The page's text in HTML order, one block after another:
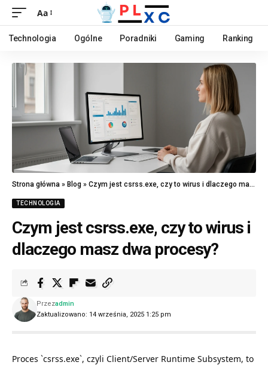
Aa
Technologia Ogólne Poradniki Gaming Ranking
Strona główna » Blog » Czym jest csrss.exe, czy to wirus i dlaczego masz dwa procesy?
TECHNOLOGIA
Czym jest csrss.exe, czy to wirus i
dlaczego masz dwa procesy?
Zaktualizowano: 14 września, 2025 1:25 pm
Przezadmin
Proces `csrss.exe`, czyli Client/Server Runtime Subsystem, to